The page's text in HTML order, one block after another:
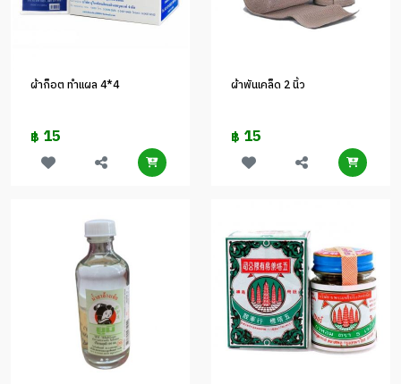
ผ้าก็อต ทำแผล 4*4
฿ 15
ผ้าพันเคล็ด 2 นิ้ว
฿ 15